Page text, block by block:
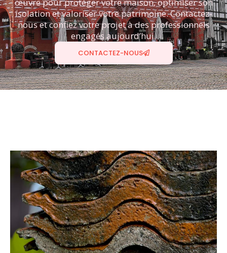
œuvre pour protéger votre maison, optimiser son
isolation et valoriser votre patrimoine. Contactez-
nous et confiez votre projet à des professionnels
engagés aujourd’hui.
CONTACTEZ-NOUS